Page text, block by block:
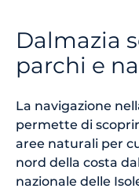
Dalmazia
parchi e
La navigazione
permette di
aree naturali per
nord della costa
nazionale delle